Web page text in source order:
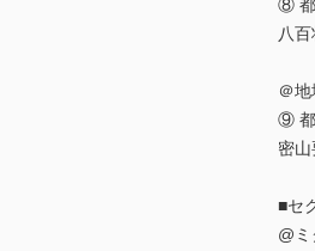
⑧ 都
八
＠
⑨ 都
密山
■セ
@ミ